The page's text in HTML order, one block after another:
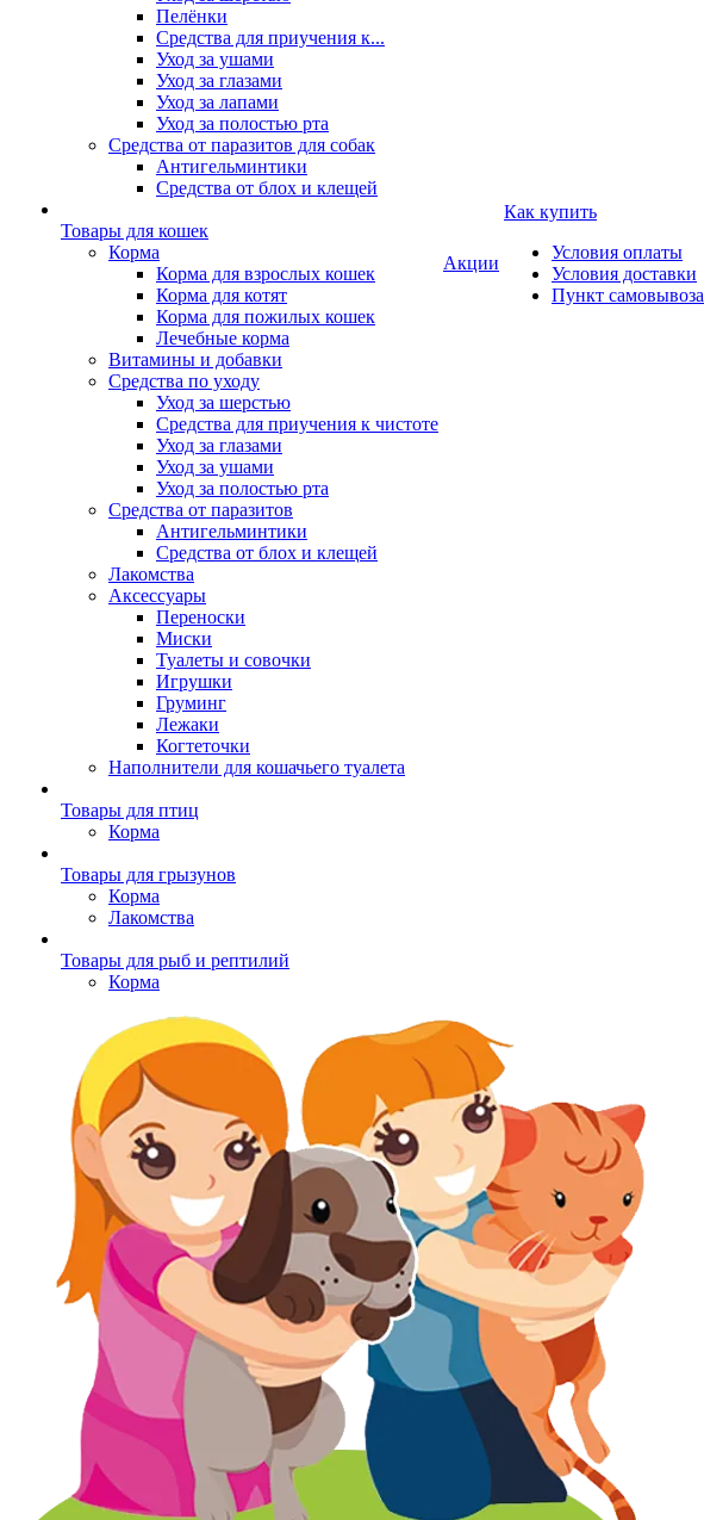
Пелёнки
Средства для приучения к...
Уход за ушами
Уход за глазами
Уход за лапами
Уход за полостью рта
Средства от паразитов для собак
Антигельминтики
Средства от блох и клещей
Товары для кошек
Корма
Корма для взрослых кошек
Корма для котят
Корма для пожилых кошек
Лечебные корма
Витамины и добавки
Средства по уходу
Уход за шерстью
Средства для приучения к чистоте
Уход за глазами
Уход за ушами
Уход за полостью рта
Средства от паразитов
Антигельминтики
Средства от блох и клещей
Лакомства
Аксессуары
Переноски
Миски
Туалеты и совочки
Игрушки
Груминг
Лежаки
Когтеточки
Наполнители для кошачьего туалета
Товары для птиц
Корма
Товары для грызунов
Корма
Лакомства
Товары для рыб и рептилий
Корма
Акции
Как купить
Условия оплаты
Условия доставки
Пункт самовывоза